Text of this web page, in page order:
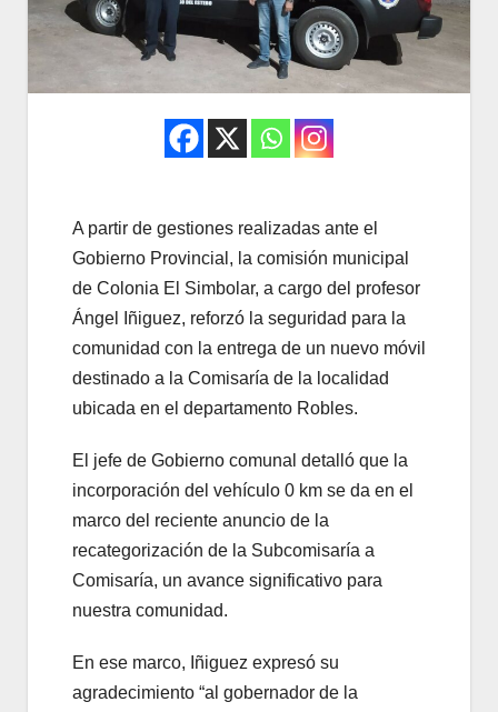
A partir de gestiones realizadas ante el
Gobierno Provincial, la comisión municipal
de Colonia El Simbolar, a cargo del profesor
Ángel Iñiguez, reforzó la seguridad para la
comunidad con la entrega de un nuevo móvil
destinado a la Comisaría de la localidad
ubicada en el departamento Robles.
El jefe de Gobierno comunal detalló que la
incorporación del vehículo 0 km se da en el
marco del reciente anuncio de la
recategorización de la Subcomisaría a
Comisaría, un avance significativo para
nuestra comunidad.
En ese marco, Iñiguez expresó su
agradecimiento “al gobernador de la